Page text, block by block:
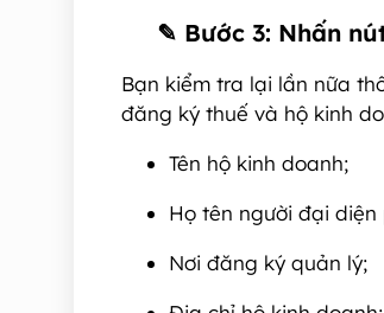
✎ Bước 3: Nhấn
Bạn kiểm tra lại lần nữa
đăng ký thuế và hộ kinh
Tên hộ kinh doanh;
Họ tên người đại
Nơi đăng ký quản lý;